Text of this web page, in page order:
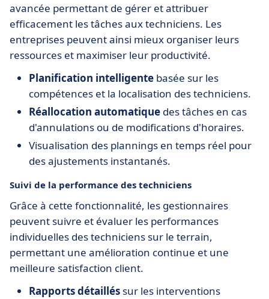
avancée permettant de gérer et attribuer
efficacement les tâches aux techniciens. Les
entreprises peuvent ainsi mieux organiser leurs
ressources et maximiser leur productivité.
Planification intelligente basée sur les
compétences et la localisation des techniciens.
Réallocation automatique des tâches en cas
d'annulations ou de modifications d'horaires.
Visualisation des plannings en temps réel pour
des ajustements instantanés.
Suivi de la performance des techniciens
Grâce à cette fonctionnalité, les gestionnaires
peuvent suivre et évaluer les performances
individuelles des techniciens sur le terrain,
permettant une amélioration continue et une
meilleure satisfaction client.
Rapports détaillés sur les interventions